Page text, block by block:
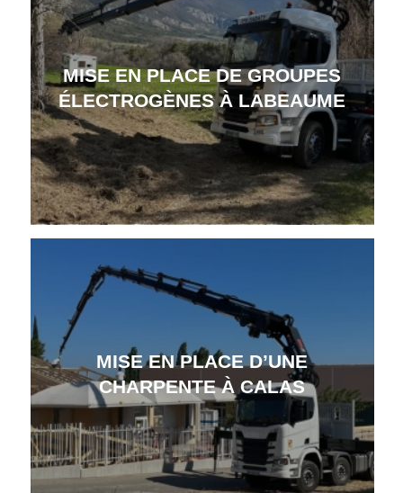
MISE EN PLACE DE GROUPES
ÉLECTROGÈNES À LABEAUME
MISE EN PLACE D’UNE
CHARPENTE À CALAS